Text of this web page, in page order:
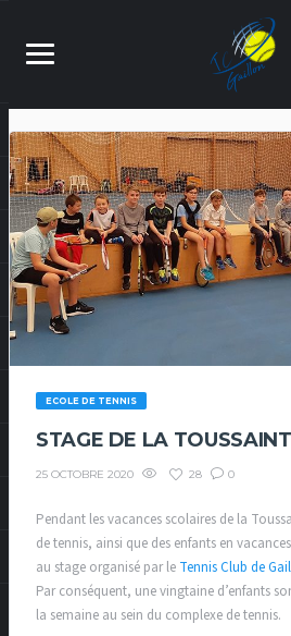
ECOLE DE TENNIS
STAGE DE LA
25 OCTOBRE 2020 28 0
Pendant les vacances scolaires de la
de tennis, ainsi que des enfants en
au stage organisé par le Tennis Club de
Par conséquent, une vingtaine d’enfants
la semaine au sein du complexe de tennis.